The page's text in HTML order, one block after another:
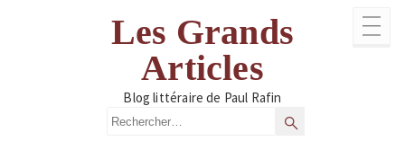
Les Grands
Articles
Blog littéraire de Paul Rafin
Rechercher Rechercher